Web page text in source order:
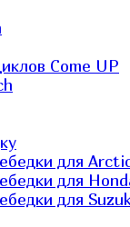
Come UP
для
для
для